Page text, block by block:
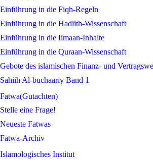
Einführung in die Fiqh-Regeln
Einführung in die Hadiith-Wissenschaft
Einführung in die Iimaan-Inhalte
Einführung in die Quraan-Wissenschaft
Gebote des islamischen Finanz- und
Sahiih Al-buchaariy Band 1
Fatwa(Gutachten)
Stelle eine Frage!
Neueste Fatwas
Fatwa-Archiv
Islamologisches Institut